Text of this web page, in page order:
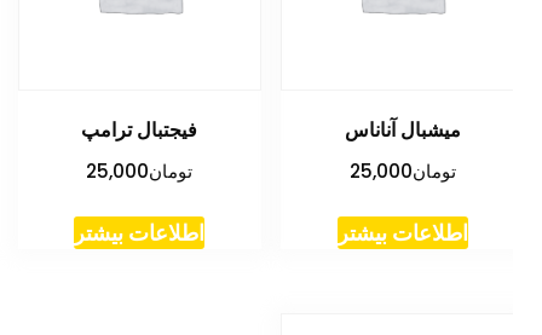
میشبال آناناس
تومان25,000
اطلاعات بیشتر
فیجتبال ترامپ
تومان25,000
اطلاعات بیشتر